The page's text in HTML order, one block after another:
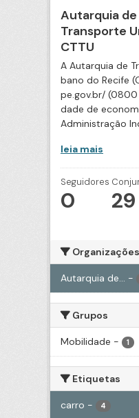
Autarquia
Transporte
CTTU
A Autarquia de
bano do Recife
pe.gov.br/ (0800
dade de
Administração
leia mais
Seguidores
0 29
Organizações
Autarquia de... -
Grupos
Mobilidade - 1
Etiquetas
carro - 4